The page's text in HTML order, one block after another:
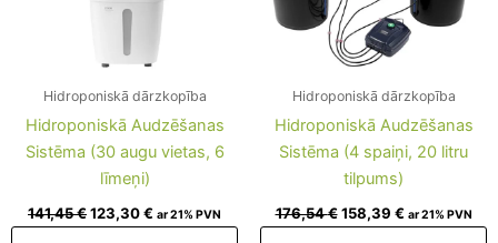
Hidroponiskā dārzkopība
Hidroponiskā Audzēšanas
Sistēma (30 augu vietas, 6
līmeņi)
141,45€123,30€ ar 21% PVN
Hidroponiskā dārzkopība
Hidroponiskā Audzēšanas
Sistēma (4 spaiņi, 20 litru
tilpums)
176,54€ 158,39 € ar 21% PVN